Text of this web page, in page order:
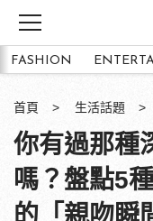
FASHION
首頁 生活話題
你有過那種
嗎？盤點5
的「親吻瞬